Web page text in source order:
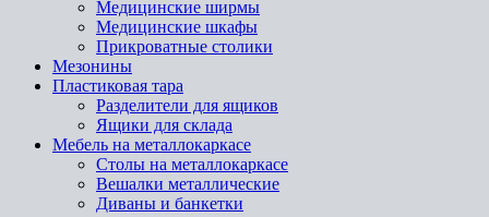
Медицинские ширмы
Медицинские шкафы
Прикроватные столики
Мезонины
Пластиковая тара
Разделители для ящиков
Ящики для склада
Мебель на металлокаркасе
Cтолы на металлокаркасе
Вешалки металлические
Диваны и банкетки